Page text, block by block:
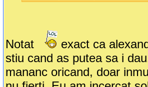
Notat
exact ca
stiu cand as putea sa i
mananc oricand, doar